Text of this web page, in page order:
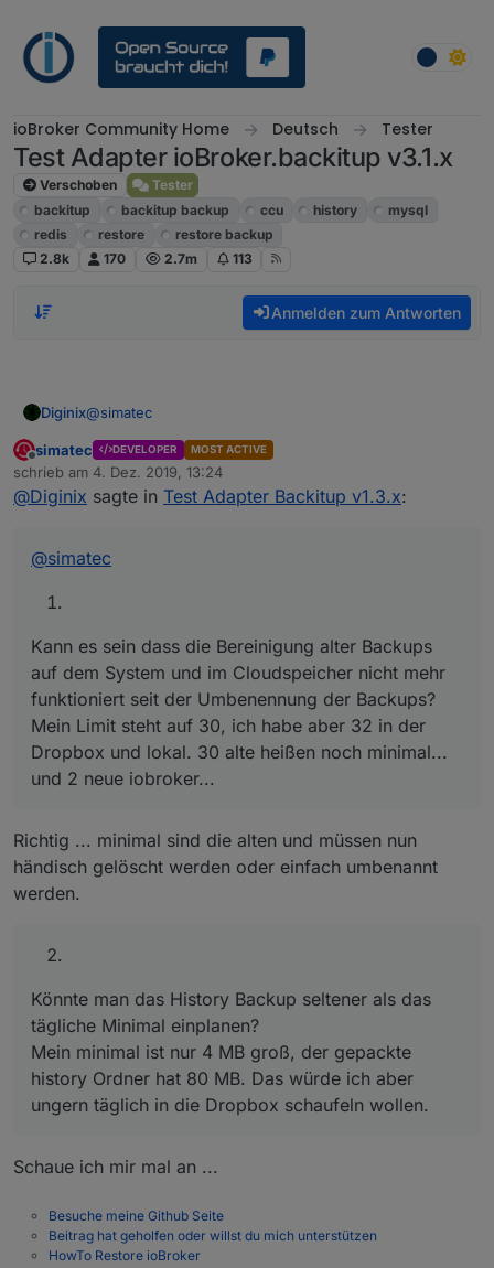
ioBroker Community Home Deutsch Tester
Test Adapter ioBroker.backitup v3.1.x
Verschoben
Tester
backitup
backitup backup ccu history
mysql
redis
restore
restore backup
2.8k
170 2.7m 113
Anmelden zum Antworten
Diginix@simatec
Kann es sein dass die Bereinigung alter Backups auf
dem System und im Cloudspeicher nicht mehr
lokal. 30 alte heißen noch minimal... und 2 neue
tägliche Minimal einplanen?
Offline
simatec DEVELOPER MOST ACTIVE
schrieb am 4. Dez. 2019, 13:24
zuletzt editiert von
@Diginix sagte in Test Adapter Backitup v1.3.x:
@simatec
Kann es sein dass die Bereinigung alter Backups
auf dem System und im Cloudspeicher nicht mehr
funktioniert seit der Umbenennung der Backups?
Mein Limit steht auf 30, ich habe aber 32 in der
Dropbox und lokal. 30 alte heißen noch minimal...
und 2 neue iobroker...
Richtig ... minimal sind die alten und müssen nun
händisch gelöscht werden oder einfach umbenannt
werden.
Könnte man das History Backup seltener als das
tägliche Minimal einplanen?
Mein minimal ist nur 4 MB groß, der gepackte
history Ordner hat 80 MB. Das würde ich aber
ungern täglich in die Dropbox schaufeln wollen.
Schaue ich mir mal an ...
Besuche meine Github Seite
Beitrag hat geholfen oder willst du mich unterstützen
HowTo Restore ioBroker